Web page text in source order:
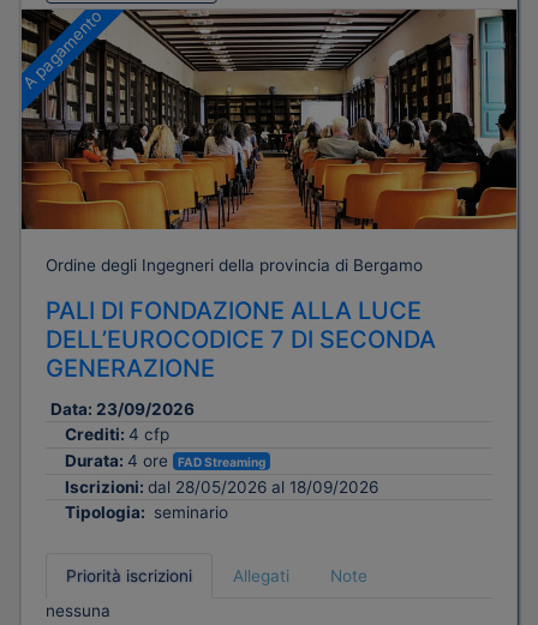
A pagamento
Ordine degli Ingegneri della provincia di Bergamo
PALI DI FONDAZIONE ALLA LUCE
DELL’EUROCODICE 7 DI SECONDA
GENERAZIONE
Data: 23/09/2026
Crediti: 4 cfp
Durata: 4 ore FAD Streaming
Iscrizioni: dal 28/05/2026 al 18/09/2026
Tipologia: seminario
Priorità iscrizioni Allegati
Note
nessuna